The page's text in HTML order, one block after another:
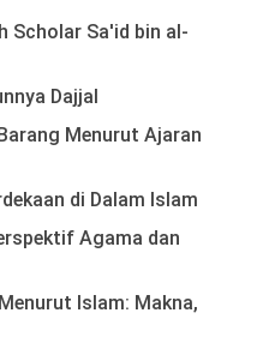
Scholar Sa'id bin al-
Dajjal
Menurut Ajaran
di Dalam Islam
Agama dan
Islam: Makna,